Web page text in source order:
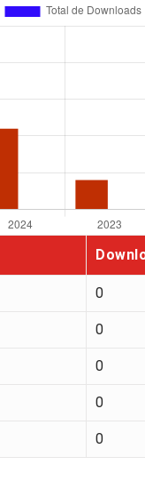
0
0
0
0
0